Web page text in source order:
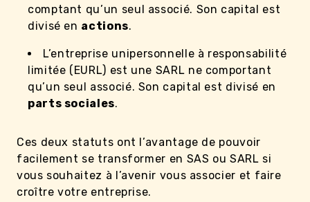
comptant qu’un seul associé. Son capital est
divisé en actions.
L’entreprise unipersonnelle à responsabilité
limitée (EURL) est une SARL ne comportant
qu’un seul associé. Son capital est divisé en
parts sociales.
Ces deux statuts ont l’avantage de pouvoir
facilement se transformer en SAS ou SARL si
vous souhaitez à l’avenir vous associer et faire
croître votre entreprise.